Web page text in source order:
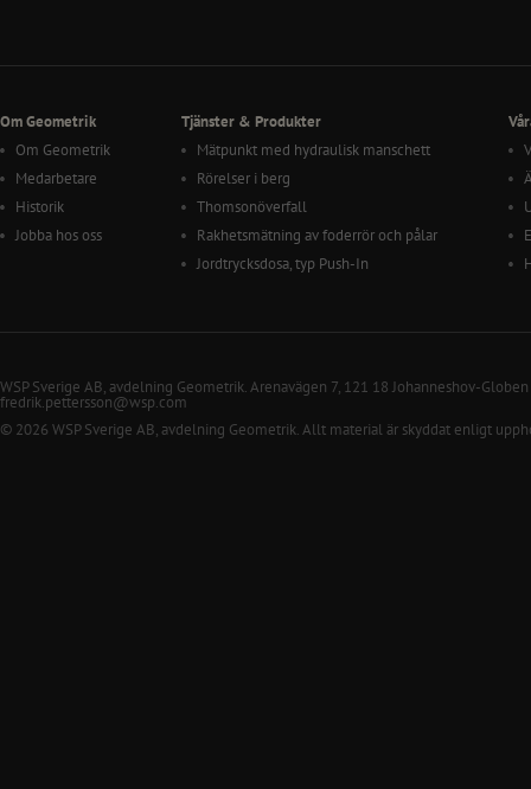
Om Geometrik
Om Geometrik
Medarbetare
Historik
Jobba hos oss
Tjänster & Produkter
Mätpunkt med hydraulisk manschett
Rörelser i berg
Thomsonöverfall
Rakhetsmätning av foderrör och pålar
Jordtrycksdosa, typ Push-In
WSP Sverige AB, avdelning Geometrik. Arenavägen 7, 121 18 Johanneshov-Globen
fredrik.pettersson@wsp.com
© 2026 WSP Sverige AB, avdelning Geometrik. Allt material är skyddat enligt